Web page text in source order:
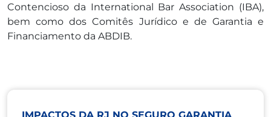
Contencioso da International Bar Association (IBA),
bem como dos Comitês Jurídico e de Garantia e
Financiamento da ABDIB.
IMPACTOS DA RJ NO SEGURO GARANTIA